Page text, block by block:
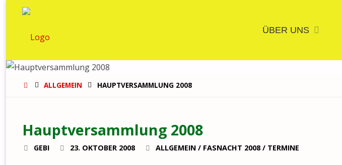
ÜBER UNS
STARTALLGEMEIN HAUPTVERSAMMLUNG 2008
Hauptversammlung 2008
GEBI 23. OKTOBER 2008 ALLGEMEIN/ FASNACHT 2008/ TERMINE